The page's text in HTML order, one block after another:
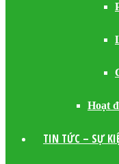
Hoạt
TIN TỨC – SỰ